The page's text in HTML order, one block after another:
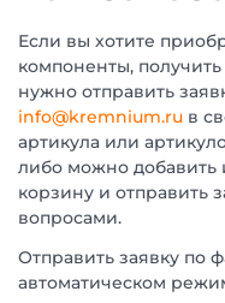
Если вы хотите
компоненты,
нужно отправить
info@kremnium.ru в
артикула или
либо можно
корзину и отправить
вопросами.
Отправить заявку по
автоматическом